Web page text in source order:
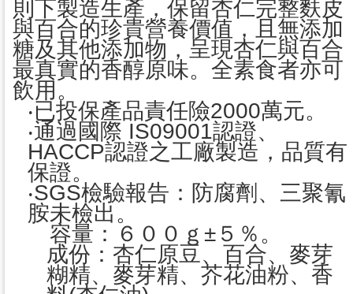
則下製造生產，保留杏仁完整麩皮
與百合的珍貴營養價值，且無添加
糖及其他添加物，呈現杏仁與百合
最真實的香醇原味。全素食者亦可
飲用。
‧已投保產品責任險2000萬元。
‧通過國際 IS09001認證、
HACCP認證之工廠製造，品質有
保證。
‧SGS檢驗報告：防腐劑、三聚氰
胺未檢出。
容量：６００ｇ±５％。
成份：杏仁原豆、百合、麥芽
糊精、麥芽精、芥花油粉、香